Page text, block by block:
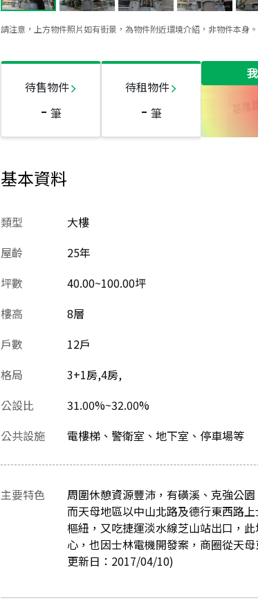
請注意，上方物件照片如有街景，為物件附近環境介紹，非物件本身。
待售物件
- 筆
待租物件
- 筆
基本資料
類型
大樓
屋齡
25年
坪數
40.00~100.00坪
樓高
8層
戶數
12戶
格局
3+1房,4房,
公設比
31.00%~32.00%
公共設施 電樓梯、警衛室、地下室、停車場等
主要特色
周圍休憩資源豐沛，有磺溪、克強公
而天母地區以中山北路及德行東西路
樞紐，又吃捷運淡水線芝山站出口，
心，也因士林電機開發案，商圈從天
更新日：2017/04/10)